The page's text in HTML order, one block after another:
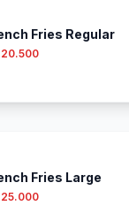
Fries Regular
20.500
Fries Large
25.000